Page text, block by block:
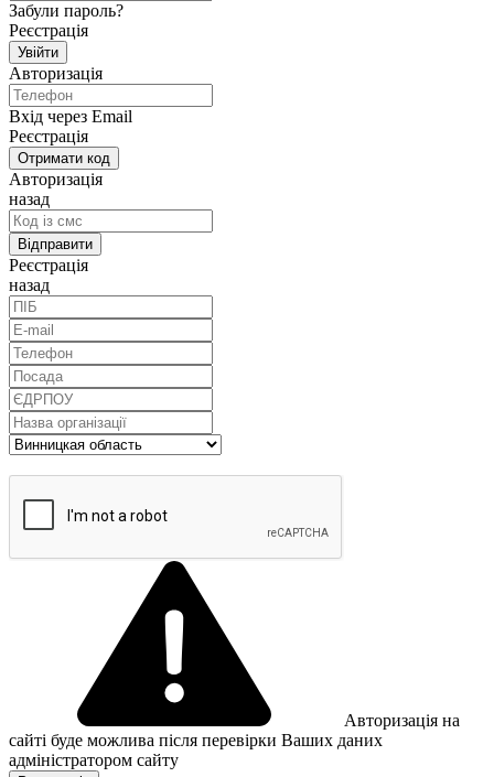
Забули пароль?
Реєстрація
Авторизація
Вхід через Email
Реєстрація
Авторизація
назад
Реєстрація
назад
Авторизація на
сайті буде можлива після перевірки Ваших даних
адміністратором сайту